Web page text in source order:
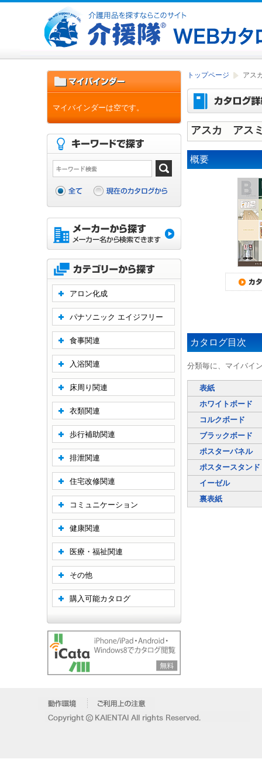
トップページ アス
アスカ アス
概要
カタログ目次
分類毎に、マイバイ
表紙
ホワイトボード
コルクボード
ブラックボード
ポスターパネル
ポスタースタンド
イーゼル
裏表紙
マイバインダーは空です。
アロン化成
パナソニック エイジフリー
食事関連
入浴関連
床周り関連
衣類関連
歩行補助関連
排泄関連
住宅改修関連
コミュニケーション
健康関連
医療・福祉関連
その他
購入可能カタログ